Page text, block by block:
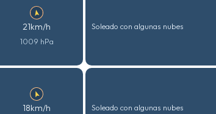
21km/h
1009 hPa
Soleado con algunas nubes
18km/h Soleado con algunas nubes